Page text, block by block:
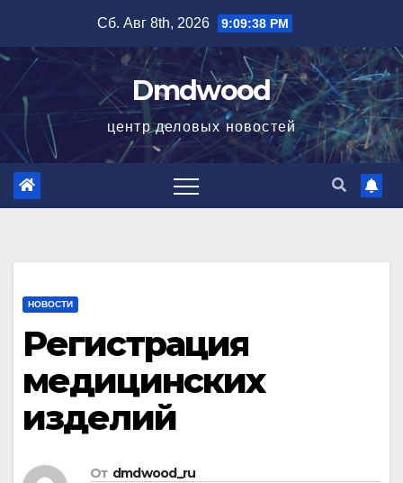
содержимому
Сб. Авг 8th, 2026 9:09:39 PM
Dmdwood
центр деловых новостей
НОВОСТИ
Регистрация
медицинских
изделий
От dmdwood_ru